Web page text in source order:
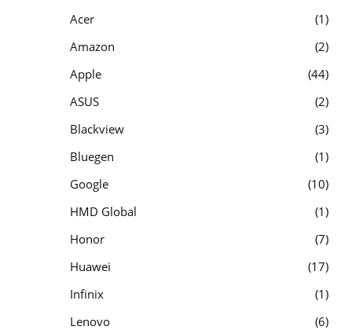
Acer
1
Amazon
2
Apple
44
ASUS
2
Blackview
3
Bluegen
1
Google
10
HMD Global
1
Honor
7
Huawei
17
Infinix
1
Lenovo
6